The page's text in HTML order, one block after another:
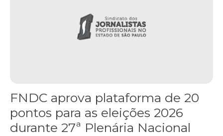
FNDC aprova plataforma de 20
pontos para as eleições 2026
durante 27ª Plenária Nacional